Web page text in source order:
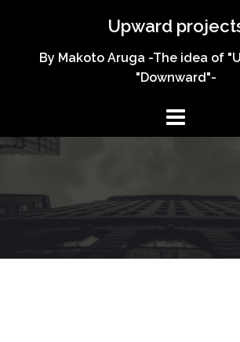
ス
キ
Upward
By Makoto Aruga -The idea of
"Downward"-